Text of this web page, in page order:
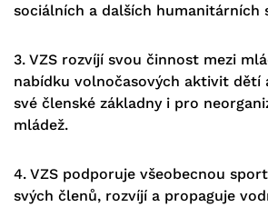
sociálních a dalších humanitárních
3. VZS rozvíjí svou činnost mezi
nabídku volnočasových aktivit dětí
své členské základny i pro
mládež.
4. VZS podporuje všeobecnou
svých členů, rozvíjí a propaguje